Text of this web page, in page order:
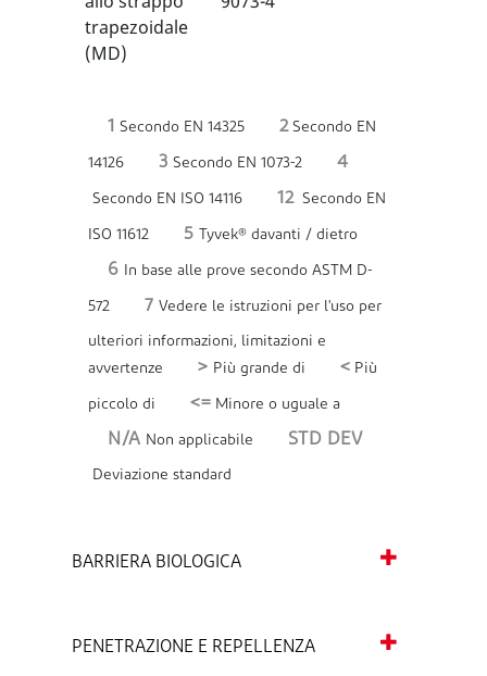
trapezoidale
(MD)
1 Secondo EN 14325 2Secondo EN
14126 3 Secondo EN 1073-2 4
Secondo EN ISO 14116 12Secondo EN
ISO 11612 5 Tyvek® davanti / dietro
6 In base alle prove secondo ASTM D-
572 7 Vedere le istruzioni per l'uso per
ulteriori informazioni, limitazioni e
avvertenze
> Più grande di < Più
piccolo di <= Minore o uguale a
N/A Non applicabile STD DEV
Deviazione standard
BARRIERA BIOLOGICA
PENETRAZIONE E REPELLENZA